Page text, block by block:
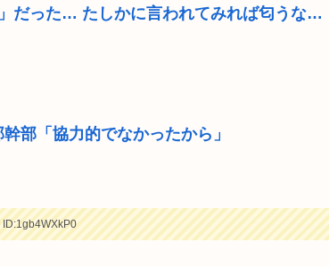
だった… たしかに言われてみれば匂うな…
部「協力的でなかったから」
ID:1gb4WXkP0